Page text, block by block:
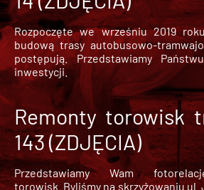
Rozpoczęte we wrześniu 2019
budową trasy autobusowo-
postępują. Przedstawiamy
inwestycji.
Remonty torowisk
143 (ZDJĘCIA)
Przedstawiamy Wam
torowisk. Byliśmy na skrzyżowaniu